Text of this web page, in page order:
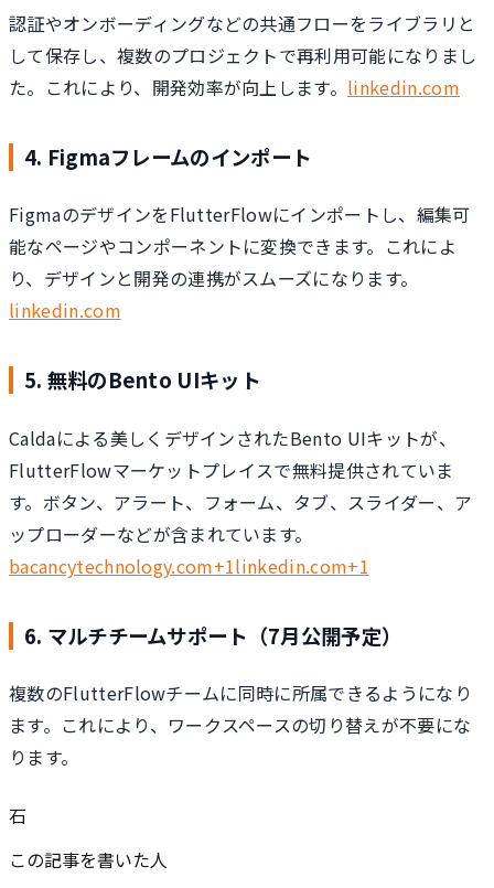
認証やオンボーディングなどの共通フローをライブラリと
して保存し、複数のプロジェクトで再利用可能になりまし
た。これにより、開発効率が向上します。 linkedin.com
4. Figmaフレームのインポート
FigmaのデザインをFlutterFlowにインポートし、編集可
能なページやコンポーネントに変換できます。これによ
り、デザインと開発の連携がスムーズになります。
linkedin.com
5. 無料のBento UIキット
Caldaによる美しくデザインされたBento UIキットが、
FlutterFlowマーケットプレイスで無料提供されていま
す。ボタン、アラート、フォーム、タブ、スライダー、ア
ップローダーなどが含まれています。
bacancytechnology.com+1linkedin.com+1
6. マルチチームサポート（7月公開予定）
複数のFlutterFlowチームに同時に所属できるようになり
ます。これにより、ワークスペースの切り替えが不要にな
ります。
石
この記事を書いた人